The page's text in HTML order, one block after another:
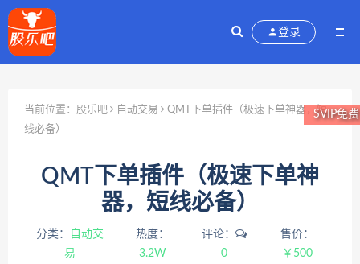
登录
当前位置： 股乐吧 自动交易
QMT下单插件（极速下单神器，短
线必备）
QMT下单插件（极速下单神
器，短线必备）
分类：
自动交
易
热度：
3.2W
评论：
0
售价：
￥500
SVIP免费